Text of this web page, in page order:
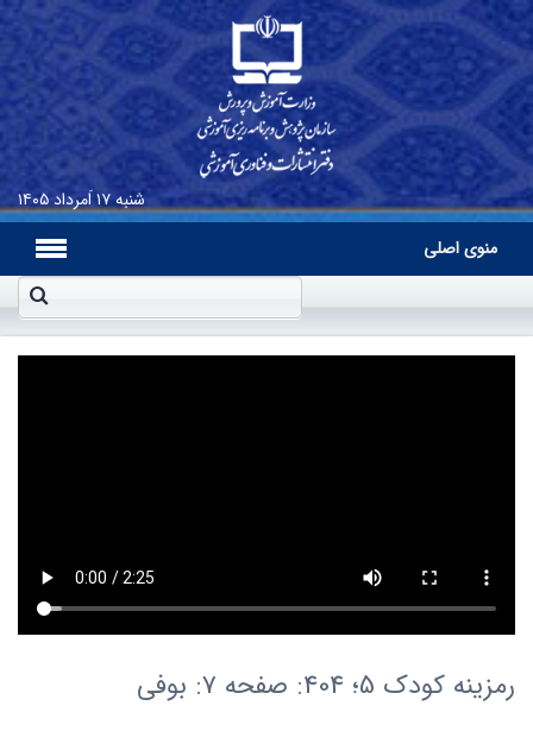
شنبه۱۷ اَمرداد ۱۴۰۵
منوی اصلی
رمزینه کودک 5؛ 404: صفحه ۷: بوفی